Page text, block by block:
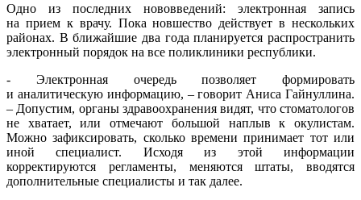
Одно из последних нововведений: электронная запись
на прием к врачу. Пока новшество действует в нескольких
районах. В ближайшие два года планируется распространить
электронный порядок на все поликлиники республики.
- Электронная очередь позволяет формировать
и аналитическую информацию, – говорит Аниса Гайнуллина.
– Допустим, органы здравоохранения видят, что стоматологов
не хватает, или отмечают большой наплыв к окулистам.
Можно зафиксировать, сколько времени принимает тот или
иной специалист. Исходя из этой информации
корректируются регламенты, меняются штаты, вводятся
дополнительные специалисты и так далее.